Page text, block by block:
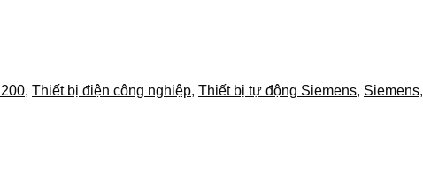
, Thiết bị điện công nghiệp, Thiết bị tự động Siemens, Siemens,